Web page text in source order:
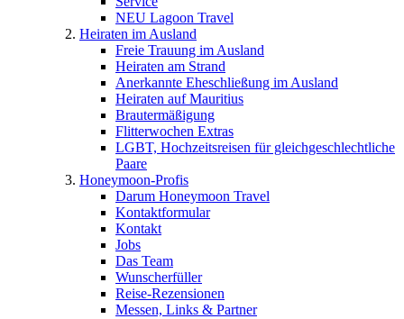
NEU Lagoon Travel
Heiraten im Ausland
Freie Trauung im Ausland
Heiraten am Strand
Anerkannte Eheschließung im Ausland
Heiraten auf Mauritius
Brautermäßigung
Flitterwochen Extras
LGBT, Hochzeitsreisen für gleichgeschlechtliche
Paare
Honeymoon-Profis
Darum Honeymoon Travel
Kontaktformular
Kontakt
Jobs
Das Team
Wunscherfüller
Reise-Rezensionen
Messen, Links & Partner